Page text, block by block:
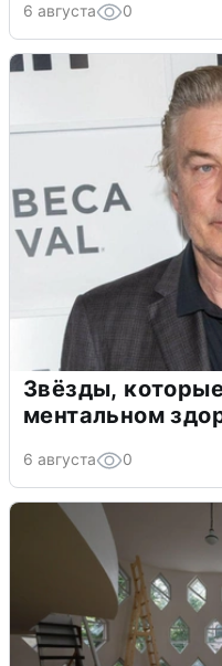
6 августа 0
Звёзды,
ментальном
6 августа 0